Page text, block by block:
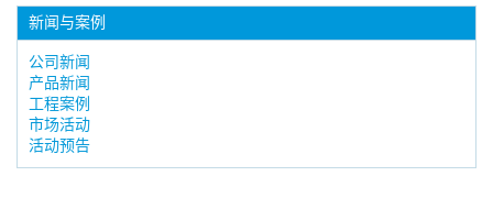
新闻与案例
公司新闻
产品新闻
工程案例
市场活动
活动预告